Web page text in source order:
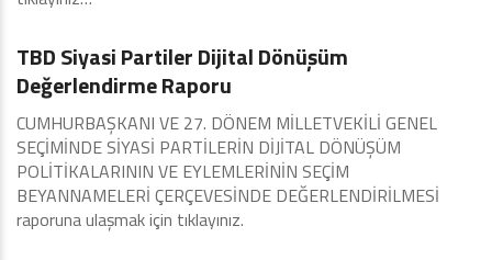
TBD Siyasi Partiler Dijital Dönüşüm
Değerlendirme Raporu
CUMHURBAŞKANI VE 27. DÖNEM MİLLETVEKİLİ GENEL
SEÇİMİNDE SİYASİ PARTİLERİN DİJİTAL DÖNÜŞÜM
POLİTİKALARININ VE EYLEMLERİNİN SEÇİM
BEYANNAMELERİ ÇERÇEVESİNDE DEĞERLENDİRİLMESİ
raporuna ulaşmak için tıklayınız.
2018